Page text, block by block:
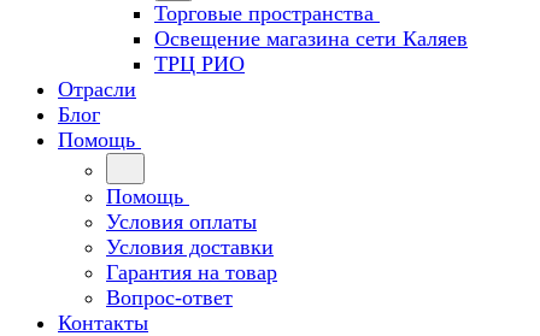
Торговые пространства
Освещение магазина сети Каляев
ТРЦ РИО
Отрасли
Блог
Помощь
Помощь
Условия оплаты
Условия доставки
Гарантия на товар
Вопрос-ответ
Контакты